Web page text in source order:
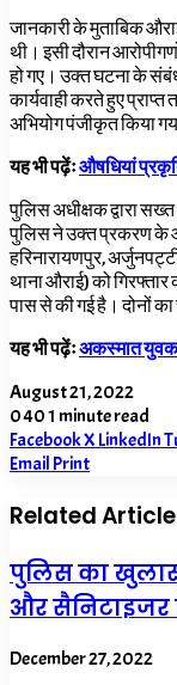
जानकारी के मुताबिक
थी। इसी दौरान
हो गए। उक्त घटना के संबंध
कार्यवाही करते हुए
अभियोग पंजीकृत किया
यह भी पढ़ेंःऔषधियां
पुलिस अधीक्षक द्वारा
पुलिस ने उक्त प्रकरण के
हरिनारायणपुर,
थाना औराई) को
पास से की गई है। दोनों
यह भी पढ़ेंःअकस्मात युवक
August 21, 2022
0401 minute read
FacebookXLinkedIn
Email Print
Related
पुलिस का
और सैनिटाइजर
December 27, 2022